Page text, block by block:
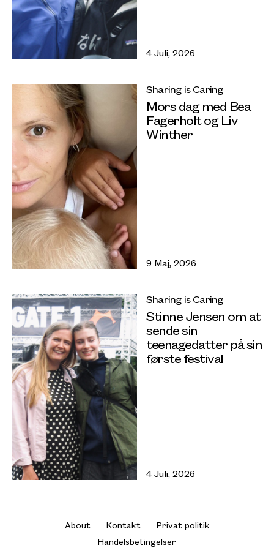
4 Juli, 2026
Sharing is Caring
Mors dag med Bea
Fagerholt og Liv
Winther
9 Maj, 2026
Sharing is Caring
Stinne Jensen om at
sende sin
teenagedatter på sin
første festival
4 Juli, 2026
About Kontakt
Privat politik
Handelsbetingelser